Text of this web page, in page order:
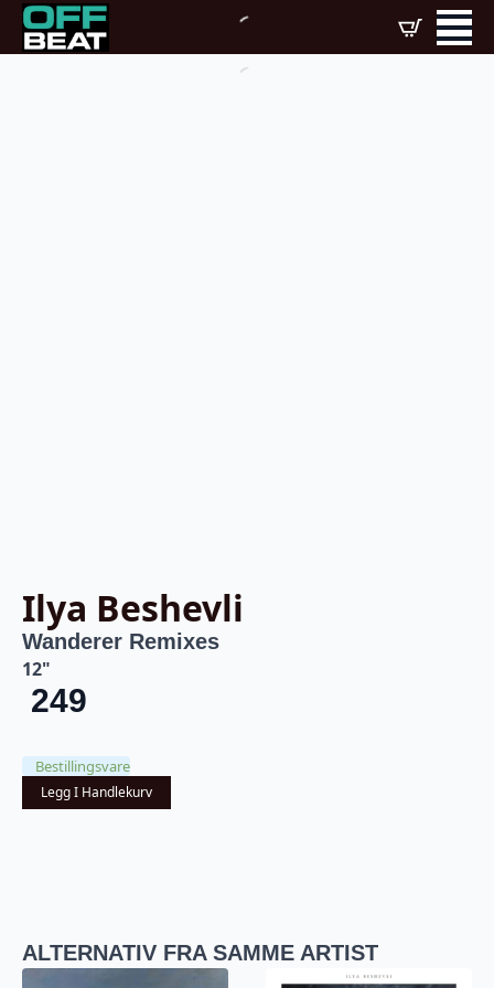
Ilya Beshevli
Wanderer Remixes
12"
249
Bestillingsvare
Legg I Handlekurv
ALTERNATIV FRA SAMME ARTIST